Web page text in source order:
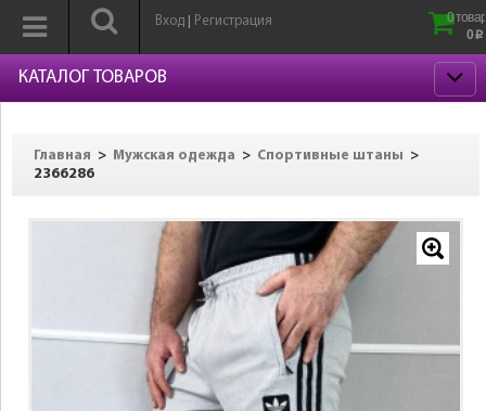
Вход Регистрация
0
0 p
КАТАЛОГ ТОВАРОВ
Главная > Мужская одежда > Спортивные штаны
>
2366286